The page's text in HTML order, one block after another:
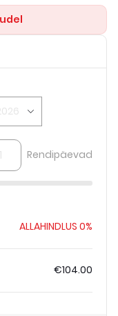
Rendipäevad
ALLAHINDLUS 0%
€104.00